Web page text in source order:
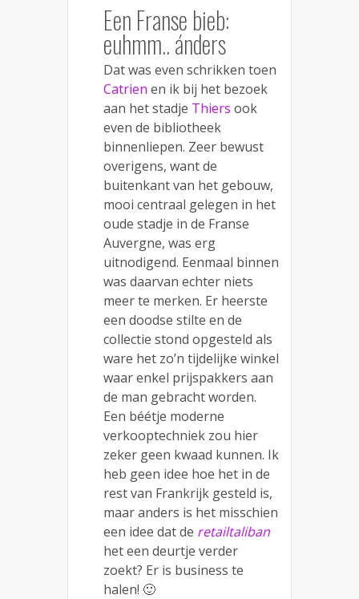
Een Franse bieb:
euhmm.. ánders
Dat was even schrikken toen
Catrien en ik bij het bezoek
aan het stadje Thiers ook
even de bibliotheek
binnenliepen. Zeer bewust
overigens, want de
buitenkant van het gebouw,
mooi centraal gelegen in het
oude stadje in de Franse
Auvergne, was erg
uitnodigend. Eenmaal binnen
was daarvan echter niets
meer te merken. Er heerste
een doodse stilte en de
collectie stond opgesteld als
ware het zo’n tijdelijke winkel
waar enkel prijspakkers aan
de man gebracht worden.
Een béétje moderne
verkooptechniek zou hier
zeker geen kwaad kunnen. Ik
heb geen idee hoe het in de
rest van Frankrijk gesteld is,
maar anders is het misschien
een idee dat de retailtaliban
het een deurtje verder
zoekt? Er is business te
halen! 🙂